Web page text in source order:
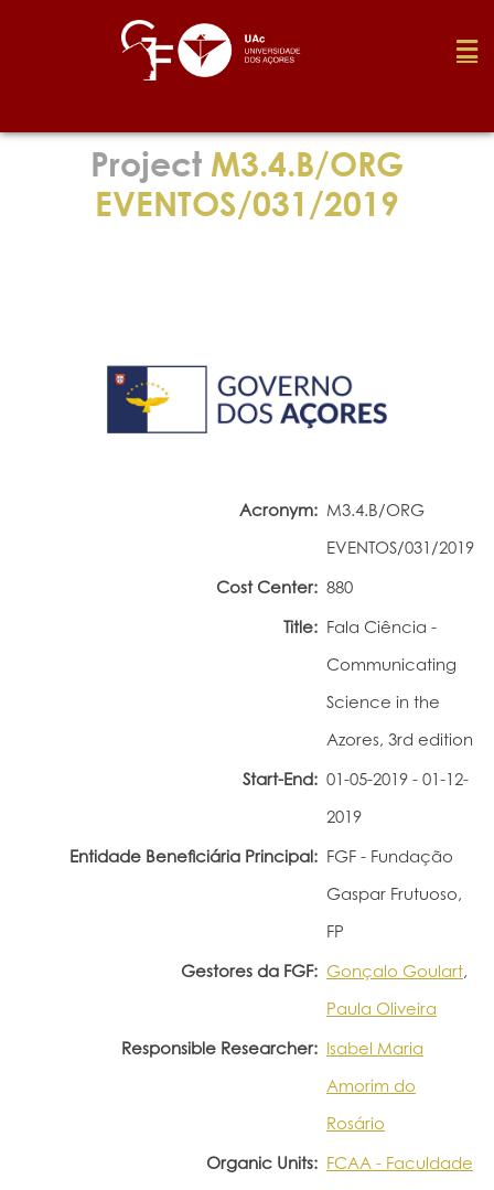
Foundation
Project M3.4.B/ORG
EVENTOS/031/2019
Acronym: M3.4.B/ORG
EVENTOS/031/2019
Cost Center: 880
Title: Fala Ciência -
Communicating
Science in the
Azores, 3rd edition
Start-End: 01-05-2019 - 01-12-
2019
Entidade Beneficiária Principal: FGF - Fundação
Gaspar Frutuoso,
FP
Gestores da FGF: Gonçalo Goulart,
Paula Oliveira
Responsible Researcher: Isabel Maria
Amorim do
Rosário
Organic Units: FCAA - Faculdade